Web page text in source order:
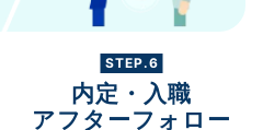
STEP.6
内定・入職
アフターフォロー